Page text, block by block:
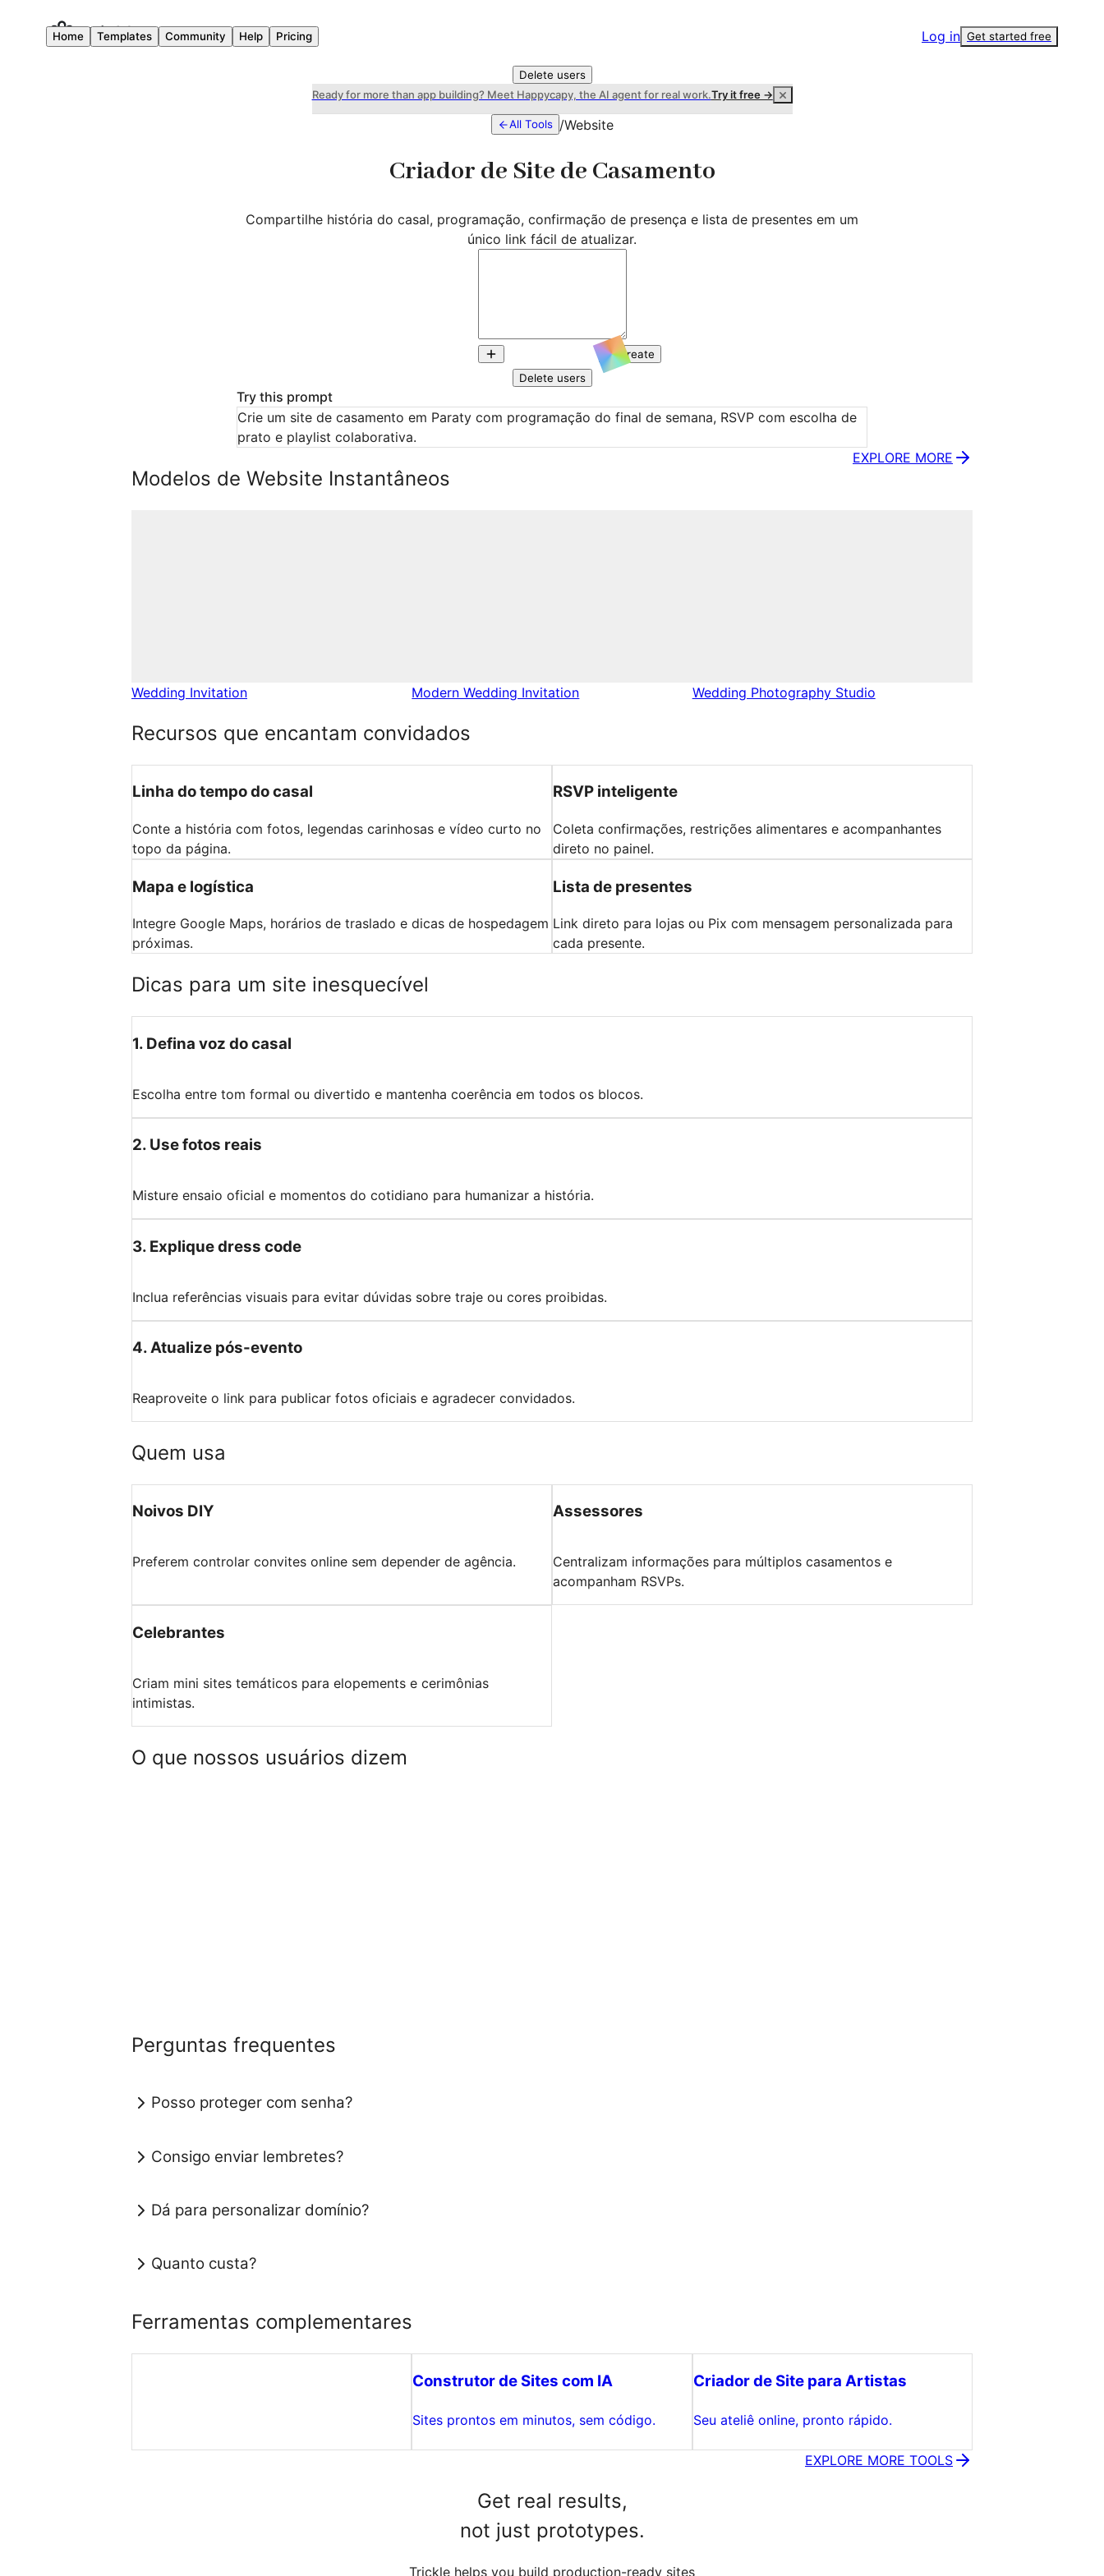
Log in Get started free
Home Templates Community Help Pricing
Delete users
Ready for more than app building? Meet Happycapy, the AI agent for real work.Try it free →
All Tools /Website
Criador de Site de Casamento
Compartilhe história do casal, programação, confirmação de presença e lista de presentes em um
único link fácil de atualizar.
Create
Delete users
Try this prompt
Crie um site de casamento em Paraty com programação do final de semana, RSVP com escolha de
prato e playlist colaborativa.
Modelos de Website Instantâneos
EXPLORE MORE
Wedding Invitation Modern Wedding Invitation Wedding Photography Studio
Recursos que encantam convidados
Linha do tempo do casal
Conte a história com fotos, legendas carinhosas e vídeo curto no
topo da página.
RSVP inteligente
Coleta confirmações, restrições alimentares e acompanhantes
direto no painel.
Mapa e logística
Integre Google Maps, horários de traslado e dicas de hospedagem
próximas.
Lista de presentes
Link direto para lojas ou Pix com mensagem personalizada para
cada presente.
Dicas para um site inesquecível
1. Defina voz do casal
Escolha entre tom formal ou divertido e mantenha coerência em todos os blocos.
2. Use fotos reais
Misture ensaio oficial e momentos do cotidiano para humanizar a história.
3. Explique dress code
Inclua referências visuais para evitar dúvidas sobre traje ou cores proibidas.
4.Atualize pós-evento
Reaproveite o link para publicar fotos oficiais e agradecer convidados.
Quem usa
Noivos DIY
Preferem controlar convites online sem depender de agência.
Assessores
Centralizam informações para múltiplos casamentos e
acompanham RSVPs.
Celebrantes
Criam mini sites temáticos para elopements e cerimônias
intimistas.
O que nossos usuários dizem
Perguntas frequentes
Posso proteger com senha?
Consigo enviar lembretes?
Dá para personalizar domínio?
Quanto custa?
Ferramentas complementares
Construtor de Sites com IA
Sites prontos em minutos, sem código.
Criador de Site para Artistas
Seu ateliê online, pronto rápido.
EXPLORE MORE TOOLS
Get real results,
not just prototypes.
Trickle helps you build production-ready sites